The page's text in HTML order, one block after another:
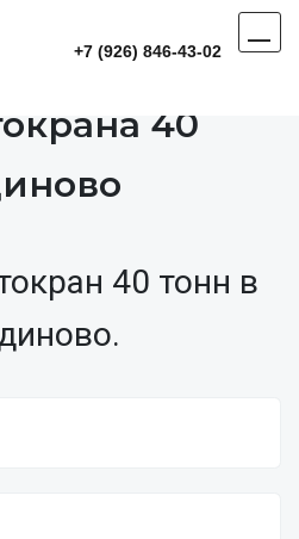
+7 (926) 846-43-02
40
40 тонн в